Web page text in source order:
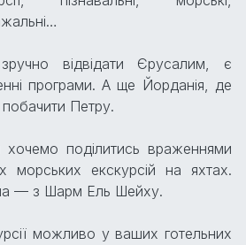
відвідати Єрусалим, є
програми. А ще Йорданія, де
Петру.
хочемо поділитись враженнями
морських екскурсій на яхтах.
— з Шарм Ель Шейху.
можливо у ваших готельних